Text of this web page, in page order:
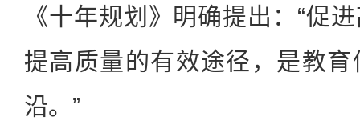
《十年规划》明确提出：“促
提高质量的有效途径，是教
沿。”